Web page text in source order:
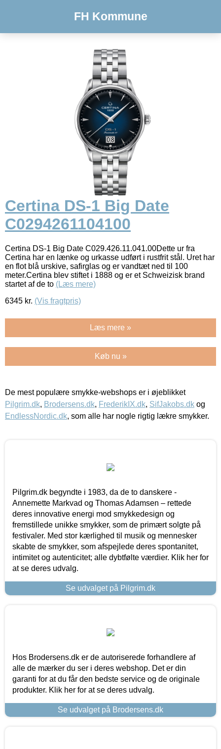
FH Kommune
Certina DS-1 Big Date
C0294261104100
Certina DS-1 Big Date C029.426.11.041.00Dette ur fra
Certina har en lænke og urkasse udført i rustfrit stål. Uret har
en flot blå urskive, safirglas og er vandtæt ned til 100
meter.Certina blev stiftet i 1888 og er et Schweizisk brand
startet af de to (Læs mere)
6345 kr. (Vis fragtpris)
Læs mere »
Køb nu »
De mest populære smykke-webshops er i øjeblikket
Pilgrim.dk, Brodersens.dk, FrederikIX.dk, SifJakobs.dk og
EndlessNordic.dk, som alle har nogle rigtig lækre smykker.
Pilgrim.dk begyndte i 1983, da de to danskere -
Annemette Markvad og Thomas Adamsen – rettede
deres innovative energi mod smykkedesign og
fremstillede unikke smykker, som de primært solgte på
festivaler. Med stor kærlighed til musik og mennesker
skabte de smykker, som afspejlede deres spontanitet,
intimitet og autenticitet; alle dybtfølte værdier. Klik her for
at se deres udvalg.
Se udvalget på Pilgrim.dk
Hos Brodersens.dk er de autoriserede forhandlere af
alle de mærker du ser i deres webshop. Det er din
garanti for at du får den bedste service og de originale
produkter. Klik her for at se deres udvalg.
Se udvalget på Brodersens.dk